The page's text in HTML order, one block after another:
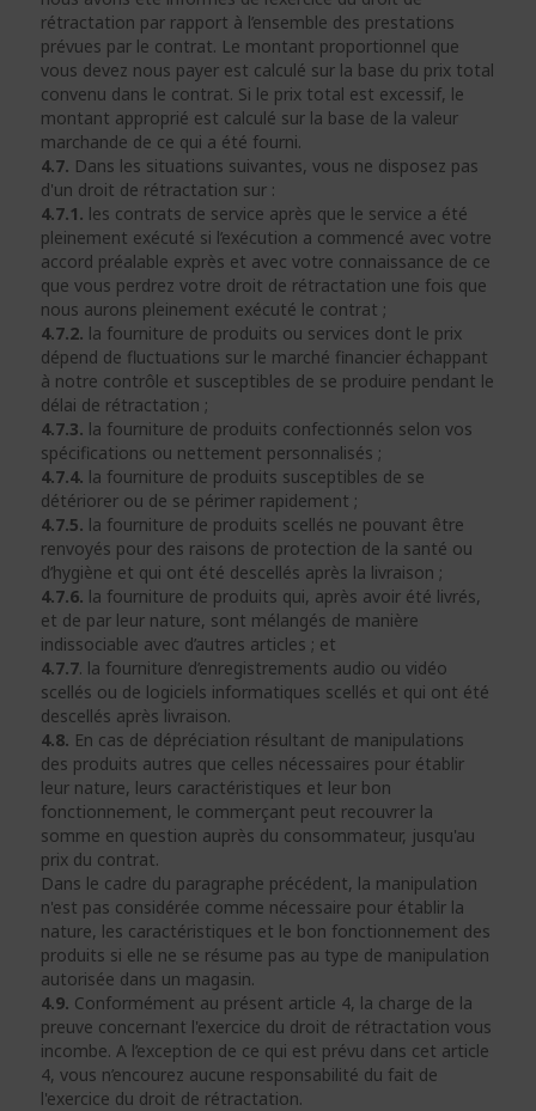
rétractation par rapport à l’ensemble des prestations
prévues par le contrat. Le montant proportionnel que
vous devez nous payer est calculé sur la base du prix total
convenu dans le contrat. Si le prix total est excessif, le
montant approprié est calculé sur la base de la valeur
marchande de ce qui a été fourni.
4.7. Dans les situations suivantes, vous ne disposez pas
d'un droit de rétractation sur :
4.7.1. les contrats de service après que le service a été
pleinement exécuté si l’exécution a commencé avec votre
accord préalable exprès et avec votre connaissance de ce
que vous perdrez votre droit de rétractation une fois que
nous aurons pleinement exécuté le contrat ;
4.7.2. la fourniture de produits ou services dont le prix
dépend de fluctuations sur le marché financier échappant
à notre contrôle et susceptibles de se produire pendant le
délai de rétractation ;
4.7.3. la fourniture de produits confectionnés selon vos
spécifications ou nettement personnalisés ;
4.7.4. la fourniture de produits susceptibles de se
détériorer ou de se périmer rapidement ;
4.7.5. la fourniture de produits scellés ne pouvant être
renvoyés pour des raisons de protection de la santé ou
d’hygiène et qui ont été descellés après la livraison ;
4.7.6. la fourniture de produits qui, après avoir été livrés,
et de par leur nature, sont mélangés de manière
indissociable avec d’autres articles ; et
4.7.7. la fourniture d’enregistrements audio ou vidéo
scellés ou de logiciels informatiques scellés et qui ont été
descellés après livraison.
4.8. En cas de dépréciation résultant de manipulations
des produits autres que celles nécessaires pour établir
leur nature, leurs caractéristiques et leur bon
fonctionnement, le commerçant peut recouvrer la
somme en question auprès du consommateur, jusqu'au
prix du contrat.
Dans le cadre du paragraphe précédent, la manipulation
n'est pas considérée comme nécessaire pour établir la
nature, les caractéristiques et le bon fonctionnement des
produits si elle ne se résume pas au type de manipulation
autorisée dans un magasin.
4.9. Conformément au présent article 4, la charge de la
preuve concernant l'exercice du droit de rétractation vous
incombe. A l’exception de ce qui est prévu dans cet article
4, vous n’encourez aucune responsabilité du fait de
l'exercice du droit de rétractation.